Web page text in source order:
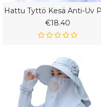
€18.40